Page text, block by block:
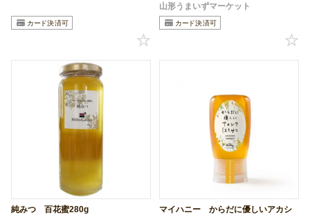
山形うまいずマーケット
純みつ 百花蜜280g
マイハニー からだに優しいアカシ